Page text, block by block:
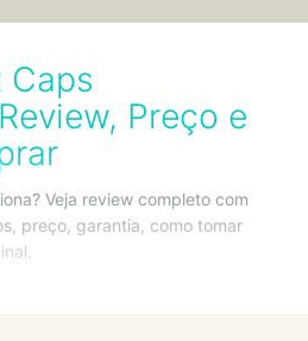
Caps
Preço e
Veja review completo com
preço, garantia, como tomar